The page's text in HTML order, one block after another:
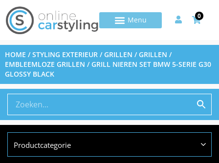
0
HOME /STYLING EXTERIEUR / GRILLEN / GRILLEN /
EMBLEEMLOZE GRILLEN / GRILL NIEREN SET BMW 5-SERIE G30
GLOSSY BLACK
Productcategorie